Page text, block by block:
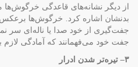
از دیگر نشانه‌های قاعدگی خرگوش‌ها
بدنشان اشاره کرد. خرگوش‌ها برعکس
جفت‌گیری از خود صدا یا ناله‌ای سر
جفت خود می‌فهمانند که آمادگی لازم
۳– تیره‌تر شدن ادرار